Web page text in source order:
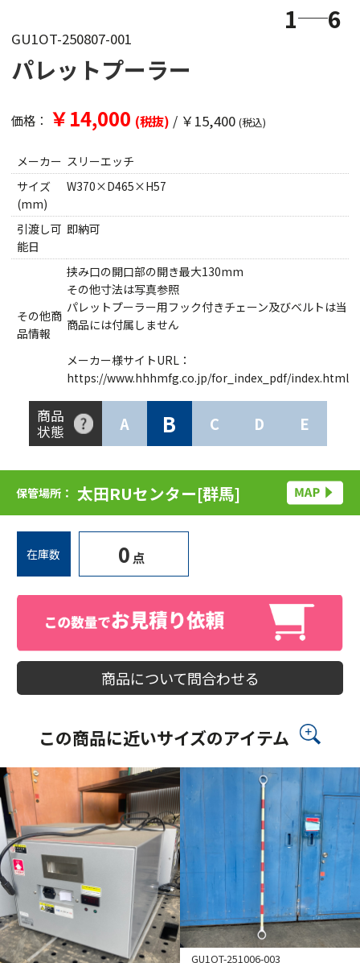
1 6
GU1OT-250807-001
パレットプーラー
価格： ￥14,000 (税抜) / ￥15,400 (税込)
メーカー スリーエッチ
サイズ
(mm)
W370×D465×H57
引渡し可
能日
即納可
その他商
品情報
挟み口の開口部の開き最大130mm
その他寸法は写真参照
パレットプーラー用フック付きチェーン及びベルトは当
商品には付属しません
メーカー様サイトURL：
https://www.hhhmfg.co.jp/for_index_pdf/index.html
商品
状態
A B C D E
保管場所： 太田RUセンター[群馬]
在庫数 0 点
商品について問合わせる
この商品に近いサイズのアイテム
GU1OT-251006-003